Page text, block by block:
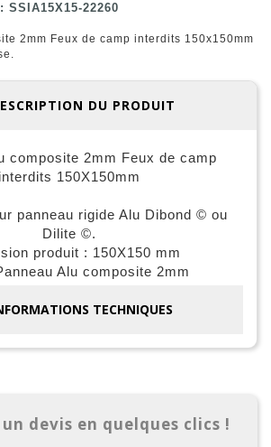
22260
2mm Feux de camp interdits 150x150mm
DU PRODUIT
composite 2mm Feux de camp
interdits 150X150mm
panneau rigide Alu Dibond © ou
Dilite ©.
produit : 150X150 mm
Alu composite 2mm
TECHNIQUES
devis en quelques clics !